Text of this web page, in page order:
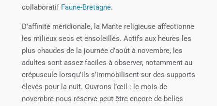
collaboratif Faune-Bretagne.
D’affinité méridionale, la Mante religieuse affectionne
les milieux secs et ensoleillés. Actifs aux heures les
plus chaudes de la journée d’août à novembre, les
adultes sont assez faciles à observer, notamment au
crépuscule lorsqu’ils s’immobilisent sur des supports
élevés pour la nuit. Ouvrons l’œil : le mois de
novembre nous réserve peut-être encore de belles